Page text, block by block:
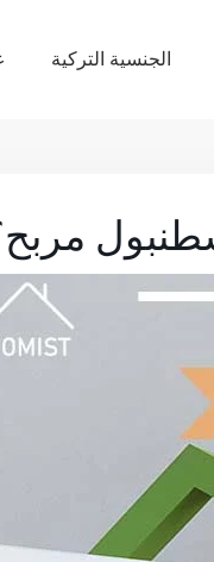
الجنسية التركية